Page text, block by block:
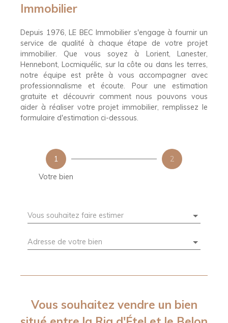
Immobilier
Depuis 1976, LE BEC Immobilier s'engage à fournir un
service de qualité à chaque étape de votre projet
immobilier. Que vous soyez à Lorient, Lanester,
Hennebont, Locmiquélic, sur la côte ou dans les terres,
notre équipe est prête à vous accompagner avec
professionnalisme et écoute. Pour une estimation
gratuite et découvrir comment nous pouvons vous
aider à réaliser votre projet immobilier, remplissez le
formulaire d'estimation ci-dessous.
1
Votre bien
2
Vous souhaitez faire estimer
Adresse de votre bien
Vous souhaitez vendre un bien